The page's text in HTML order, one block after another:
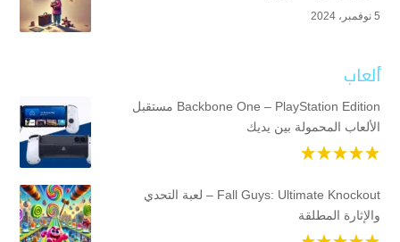
5 نوفمبر، 2024
ألعاب
Backbone One – PlayStation Edition مستقبل
الألعاب المحمولة بين يديك
Fall Guys: Ultimate Knockout – لعبة التحدي
والإثارة المطلقة